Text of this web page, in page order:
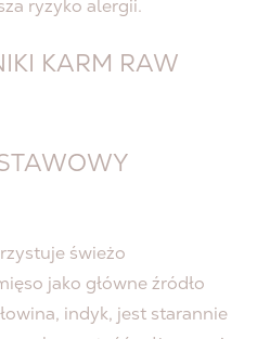
ryzyko alergii.
KARM RAW
świeżo
jako główne źródło
indyk, jest starannie